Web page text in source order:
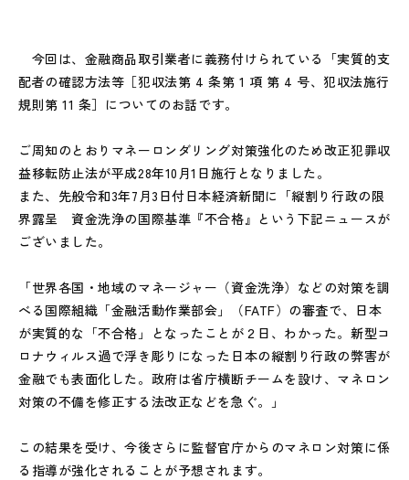
今回は、金融商品取引業者に義務付けられている「実質的支
配者の確認方法等［犯収法第 4 条第 1 項 第 4 号、犯収法施行
規則第 11 条］についてのお話です。
ご周知のとおりマネーロンダリング対策強化のため改正犯罪収
益移転防止法が平成28年10月1日施行となりました。
また、先般令和3年7月3日付日本経済新聞に「縦割り行政の限
界露呈 資金洗浄の国際基準『不合格』という下記ニュースが
ございました。
「世界各国・地域のマネージャー（資金洗浄）などの対策を調
べる国際組織「金融活動作業部会」（FATF）の審査で、日本
が実質的な「不合格」となったことが２日、わかった。新型コ
ロナウィルス過で浮き彫りになった日本の縦割り行政の弊害が
金融でも表面化した。政府は省庁横断チームを設け、マネロン
対策の不備を修正する法改正などを急ぐ。」
この結果を受け、今後さらに監督官庁からのマネロン対策に係
る指導が強化されることが予想されます。